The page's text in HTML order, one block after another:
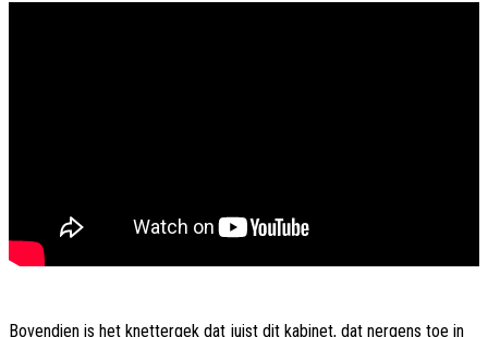
Bovendien is het knettergek dat juist dit kabinet, dat nergens toe in